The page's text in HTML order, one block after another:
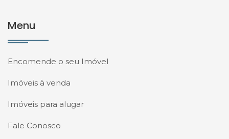
Menu
Encomende o seu Imóvel
Imóveis à venda
Imóveis para alugar
Fale Conosco